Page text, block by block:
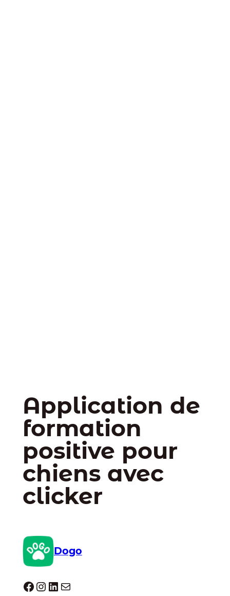
Application de
formation
positive pour
chiens avec
clicker
Dogo
Dogo facebook InstagramLinkedIn E-mail